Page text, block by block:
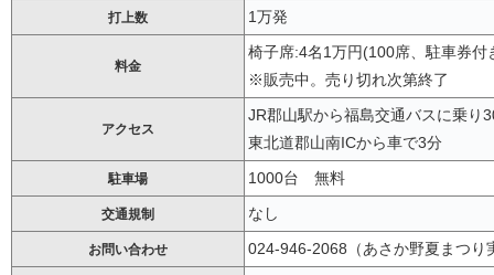
打上数 1万発
料金
椅子席:4名1万円(100席、駐車券付
※販売中。売り切れ次第終了
アクセス
JR郡山駅から福島交通バスに乗り
東北道郡山南ICから車で3分
駐車場 1000台 無料
交通規制 なし
お問い合わせ 024-946-2068（あさか野夏まつり